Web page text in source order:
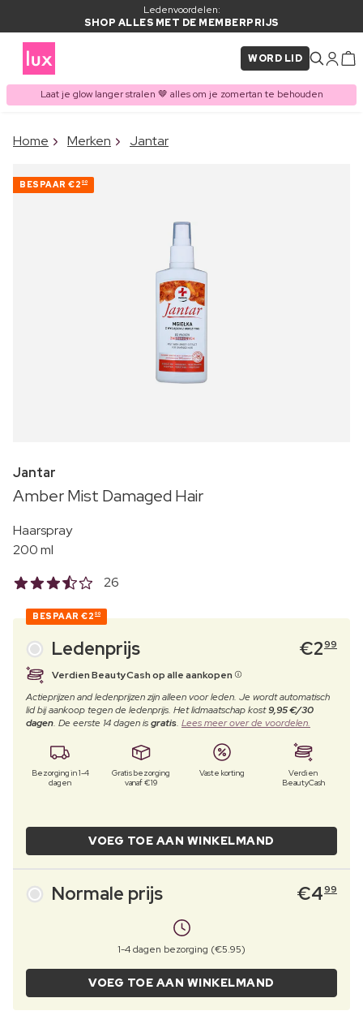
Ledenvoordelen:
SHOP ALLES MET DE MEMBERPRIJS
WORD LID
Laat je glow langer stralen 🤎 alles om je zomertan te behouden
ITEM TOEGEVOEGD AAN
Home Merken Jantar
BESPAAR €2 00
Jantar
Amber Mist Damaged Hair
Haarspray
200 ml
26
BESPAAR €2 00
Ledenprijs €299
Verdien BeautyCash op alle aankopen
Actieprijzen and ledenprijzen zijn alleen voor leden. Je wordt automatisch
lid bij aankoop tegen de ledenprijs. Het lidmaatschap kost9,95 €/30
dagen. De eerste 14 dagen isgratis. Lees meer over de voordelen.
Bezorging in 1-4
dagen
Gratis bezorging
vanaf €19
Vaste korting
Verdien
BeautyCash
VOEG TOE AAN WINKELMAND
Normale prijs €499
1-4 dagen bezorging (€5.95)
VOEG TOE AAN WINKELMAND